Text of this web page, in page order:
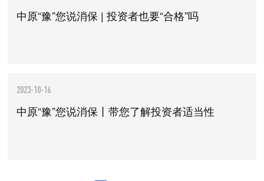
中原“豫”您说消保 | 投资者也要“合格”吗
2023-10-16
中原“豫”您说消保丨带您了解投资者适当性